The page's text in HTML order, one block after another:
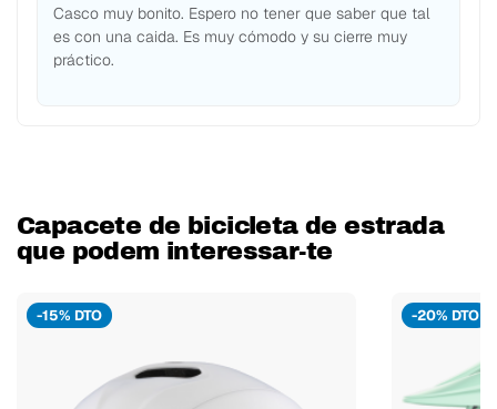
Casco muy bonito. Espero no tener que saber que tal
es con una caida. Es muy cómodo y su cierre muy
práctico.
Capacete de bicicleta de estrada
que podem interessar-te
-15% DTO -20% DTO